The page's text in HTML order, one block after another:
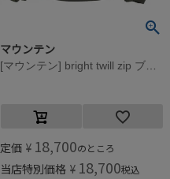
マウンテン
[マウンテン] bright twill zip ブルゾン オリーブドラブ
定価 ¥ 18,700のところ
当店特別価格 ¥ 18,700税込